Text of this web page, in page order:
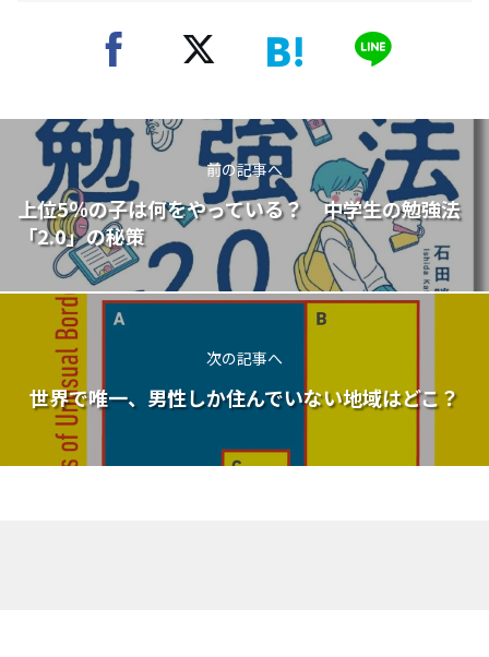
前の記事へ
上位5％の子は何をやっている？ 中学生の勉強法
「2.0」の秘策
次の記事へ
世界で唯一、男性しか住んでいない地域はどこ？